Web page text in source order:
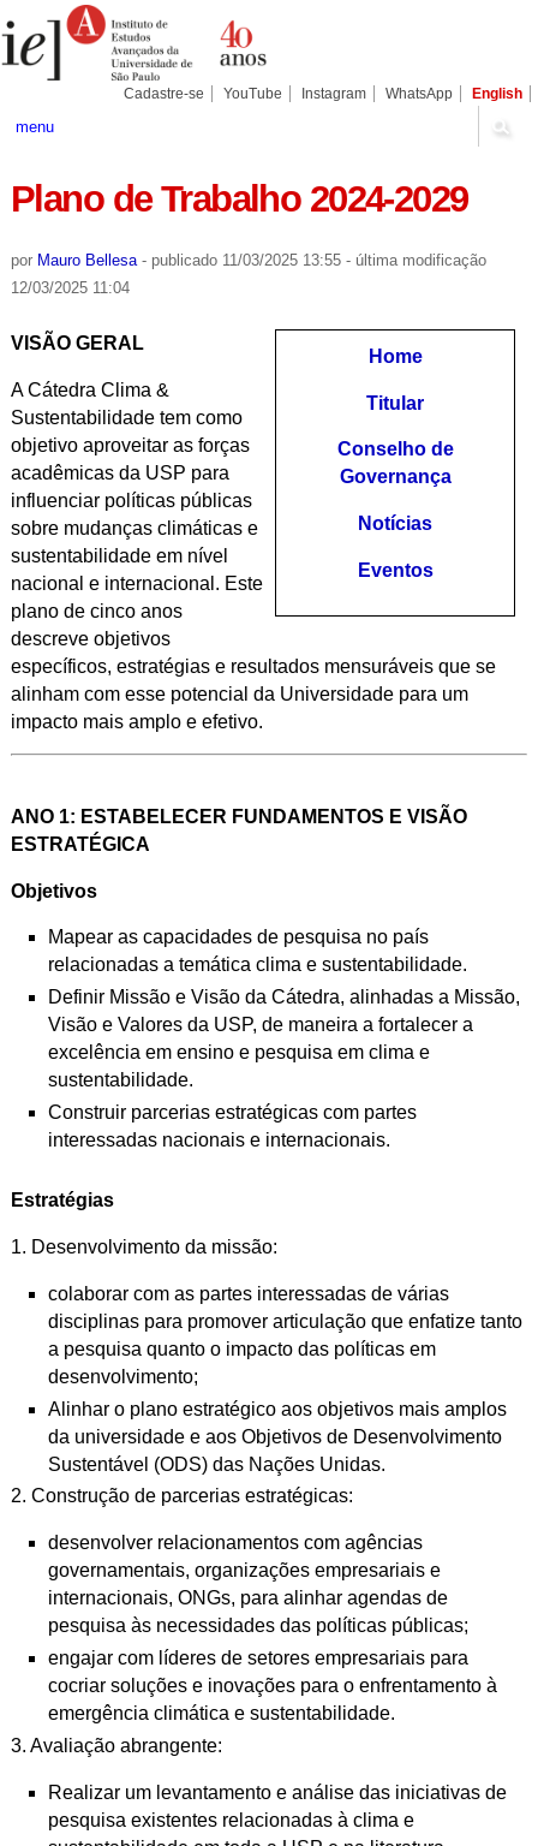
para
conteúdo.
Pessoais
Cadastre-se YouTube Instagram WhatsApp English
menu
Plano de Trabalho 2024-2029
por Mauro Bellesa - publicado11/03/2025 13:55 - última modificação
12/03/2025 11:04
Home
Titular
Conselho de
Governança
Notícias
Eventos
VISÃO GERAL
A Cátedra Clima &
Sustentabilidade tem como
objetivo aproveitar as forças
acadêmicas da USP para
influenciar políticas públicas
sobre mudanças climáticas e
sustentabilidade em nível
nacional e internacional. Este
plano de cinco anos
descreve objetivos
específicos, estratégias e resultados mensuráveis que se
alinham com esse potencial da Universidade para um
impacto mais amplo e efetivo.
ANO 1: ESTABELECER FUNDAMENTOS E VISÃO
ESTRATÉGICA
Objetivos
Mapear as capacidades de pesquisa no país
relacionadas a temática clima e sustentabilidade.
Definir Missão e Visão da Cátedra, alinhadas a Missão,
Visão e Valores da USP, de maneira afortalecer a
excelência em ensino e pesquisa em clima e
sustentabilidade.
Construir parcerias estratégicas com partes
interessadas nacionais e internacionais.
Estratégias
1. Desenvolvimento da missão:
colaborar com as partes interessadas de várias
disciplinas para promoverarticulação que enfatize tanto
a pesquisa quanto o impacto das políticasem
desenvolvimento;
Alinhar o plano estratégico aos objetivos mais amplos
da universidade eaos Objetivos de Desenvolvimento
Sustentável (ODS) das Nações Unidas.
2. Construção de parcerias estratégicas:
desenvolver relacionamentos com agências
governamentais,organizações empresariais e
internacionais, ONGs, para alinhar agendasde
pesquisa às necessidades das políticas públicas;
engajar com líderes de setores empresariais para
cocriar soluções e inovações para o enfrentamento à
emergência climática e sustentabilidade.
3. Avaliação abrangente:
Realizar um levantamento e análise das iniciativas de
pesquisa existentes relacionadas à clima e